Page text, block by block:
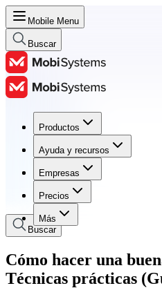
Mobile Menu
Buscar
Productos
Ayuda y recursos
Empresas
Precios
Más
Productos
Ayuda y recursos
Empresas
Precios
Buscar
Cómo hacer una
Técnicas prácticas